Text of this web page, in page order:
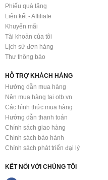
Phiếu quà tặng
Liên kết - Affiliate
Khuyến mãi
Tài khoản của tôi
Lịch sử đơn hàng
Thư thông báo
HỖ TRỢ KHÁCH HÀNG
Hướng dẫn mua hàng
Nên mua hàng tại otb.vn
Các hình thức mua hàng
Hướng dẫn thanh toán
Chính sách giao hàng
Chính sách bảo hành
Chính sách phát triển đại lý
KẾT NỐI VỚI CHÚNG TÔI